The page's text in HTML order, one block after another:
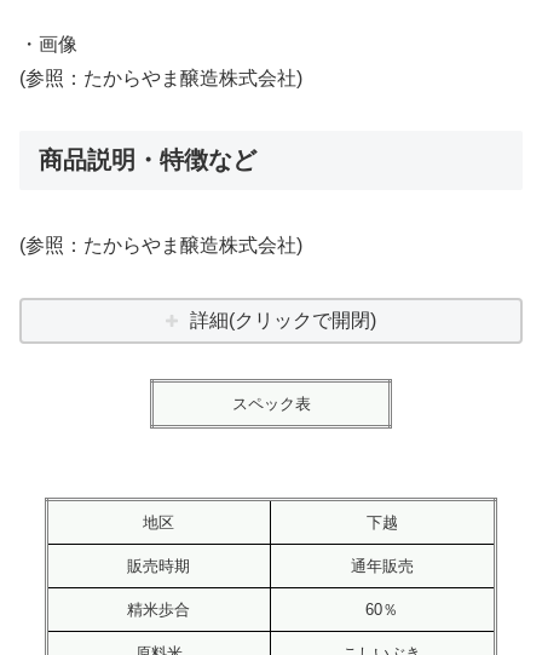
・画像
(参照：たからやま醸造株式会社)
商品説明・特徴など
(参照：たからやま醸造株式会社)
詳細(クリックで開閉)
スペック表
地区 下越
販売時期 通年販売
精米歩合 60％